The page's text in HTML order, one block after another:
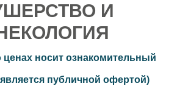
И
носит ознакомительный
публичной офертой)